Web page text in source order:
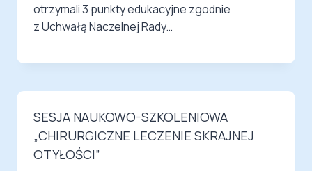
otrzymali 3 punkty edukacyjne zgodnie
z Uchwałą Naczelnej Rady…
SESJA NAUKOWO-SZKOLENIOWA
„CHIRURGICZNE LECZENIE SKRAJNEJ
OTYŁOŚCI”